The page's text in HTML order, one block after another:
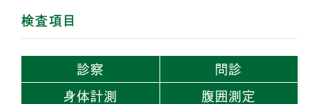
検査項目
診察 問診
身体計測 腹囲測定